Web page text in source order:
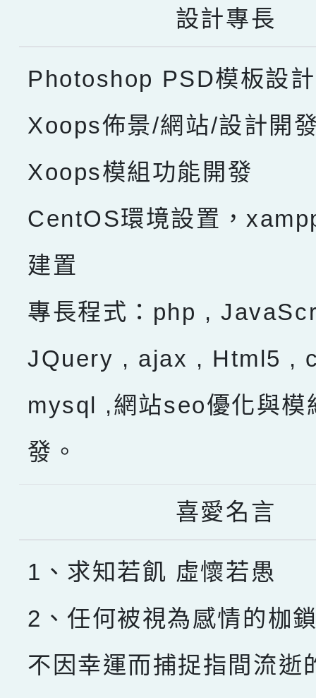
設計專長
Photoshop PSD模板設計
Xoops佈景/網站/設計開
Xoops模組功能開發
CentOS環境設置，
建置
專長程式：php ,
JQuery , ajax , Html5 ,
mysql ,網站seo優化與模
發。
喜愛名言
1、求知若飢 虛懷若愚
2、任何被視為感情的枷
不因幸運而捕捉指間流逝